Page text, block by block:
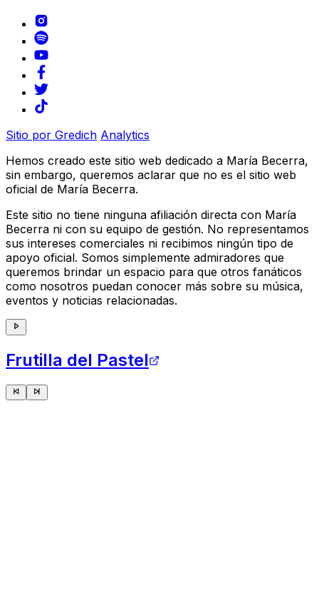
Sitio por Gredich Analytics
Hemos creado este sitio web dedicado a María Becerra,
sin embargo, queremos aclarar que no es el sitio web
oficial de María Becerra.
Este sitio no tiene ninguna afiliación directa con María
Becerra ni con su equipo de gestión. No representamos
sus intereses comerciales ni recibimos ningún tipo de
apoyo oficial. Somos simplemente admiradores que
queremos brindar un espacio para que otros fanáticos
como nosotros puedan conocer más sobre su música,
eventos y noticias relacionadas.
Frutilla del Pastel